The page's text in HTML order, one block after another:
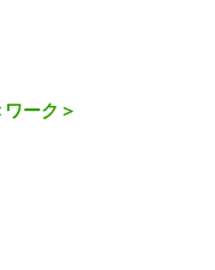
ーク＞